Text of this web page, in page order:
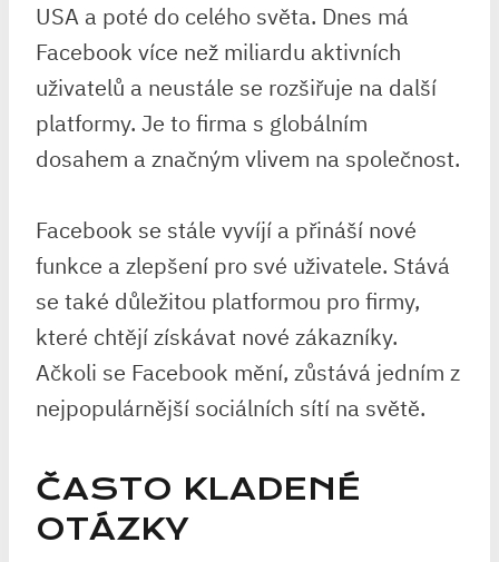
USA a poté do celého světa. Dnes má
Facebook více než miliardu aktivních
uživatelů a neustále se rozšiřuje na další
platformy. Je to firma s globálním
dosahem a značným vlivem na společnost.
Facebook se stále vyvíjí a přináší nové
funkce a zlepšení pro své uživatele. Stává
se také důležitou platformou pro firmy,
které chtějí získávat nové zákazníky.
Ačkoli se Facebook mění, zůstává jedním z
nejpopulárnější sociálních sítí na světě.
ČASTO KLADENÉ
OTÁZKY